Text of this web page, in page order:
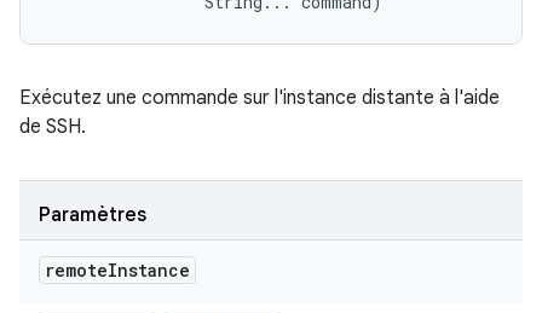
Exécutez une commande sur l'instance distante à l'aide
de SSH.
Paramètres
remoteInstance